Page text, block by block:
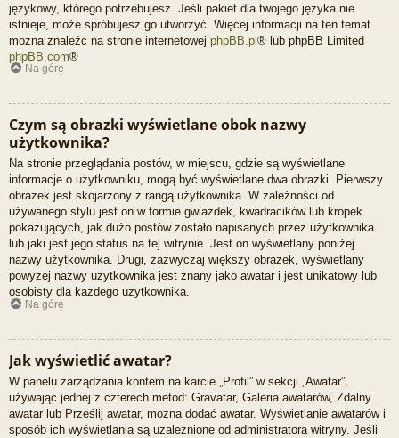
językowy, którego potrzebujesz. Jeśli pakiet dla twojego języka nie
istnieje, może spróbujesz go utworzyć. Więcej informacji na ten temat
można znaleźć na stronie internetowej phpBB.pl ® lub phpBB Limited
phpBB.com®
Na górę
Czym są obrazki wyświetlane obok nazwy
użytkownika?
Na stronie przeglądania postów, w miejscu, gdzie są wyświetlane
informacje o użytkowniku, mogą być wyświetlane dwa obrazki. Pierwszy
obrazek jest skojarzony z rangą użytkownika. W zależności od
używanego stylu jest on w formie gwiazdek, kwadracików lub kropek
pokazujących, jak dużo postów zostało napisanych przez użytkownika
lub jaki jest jego status na tej witrynie. Jest on wyświetlany poniżej
nazwy użytkownika. Drugi, zazwyczaj większy obrazek, wyświetlany
powyżej nazwy użytkownika jest znany jako awatar i jest unikatowy lub
osobisty dla każdego użytkownika.
Na górę
Jak wyświetlić awatar?
W panelu zarządzania kontem na karcie „Profil” w sekcji „Awatar”,
używając jednej z czterech metod: Gravatar, Galeria awatarów, Zdalny
awatar lub Prześlij awatar, można dodać awatar. Wyświetlanie awatarów i
sposób ich wyświetlania są uzależnione od administratora witryny. Jeśli